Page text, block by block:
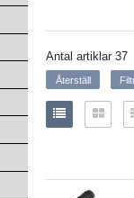
Antal artiklar37